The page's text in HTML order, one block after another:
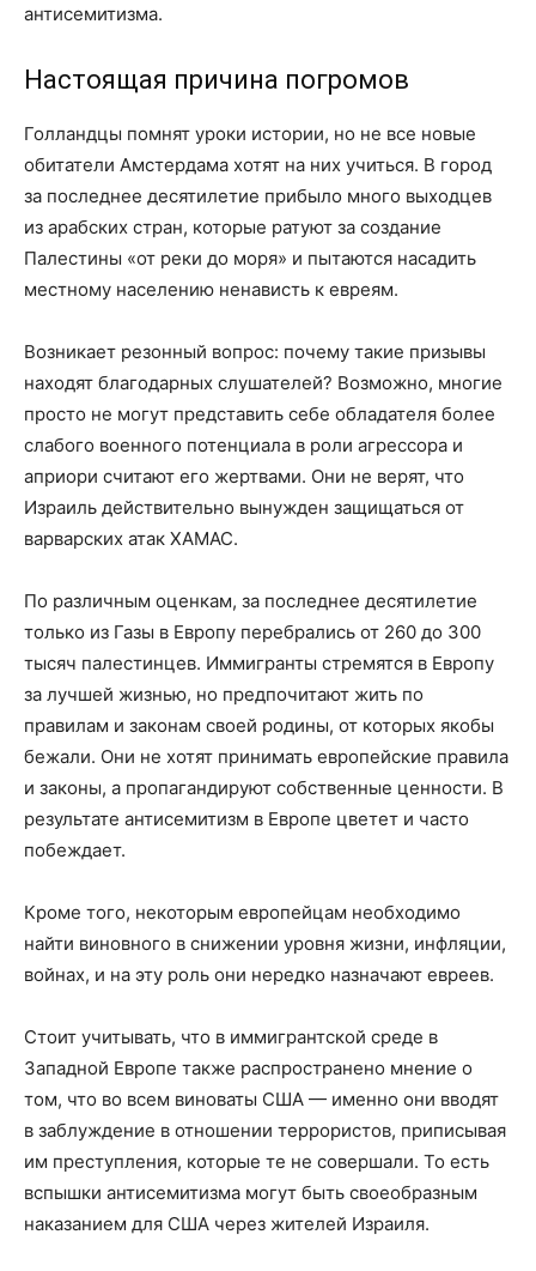
антисемитизма.
Настоящая причина погромов
Голландцы помнят уроки истории, но не все новые
обитатели Амстердама хотят на них учиться. В город
за последнее десятилетие прибыло много выходцев
из арабских стран, которые ратуют за создание
Палестины «от реки до моря» и пытаются насадить
местному населению ненависть к евреям.
Возникает резонный вопрос: почему такие призывы
находят благодарных слушателей? Возможно, многие
просто не могут представить себе обладателя более
слабого военного потенциала в роли агрессора и
априори считают его жертвами. Они не верят, что
Израиль действительно вынужден защищаться от
варварских атак ХАМАС.
По различным оценкам, за последнее десятилетие
только из Газы в Европу перебрались от 260 до 300
тысяч палестинцев. Иммигранты стремятся в Европу
за лучшей жизнью, но предпочитают жить по
правилам и законам своей родины, от которых якобы
бежали. Они не хотят принимать европейские правила
и законы, а пропагандируют собственные ценности. В
результате антисемитизм в Европе цветет и часто
побеждает.
Кроме того, некоторым европейцам необходимо
найти виновного в снижении уровня жизни, инфляции,
войнах, и на эту роль они нередко назначают евреев.
Стоит учитывать, что в иммигрантской среде в
Западной Европе также распространено мнение о
том, что во всем виноваты США — именно они вводят
в заблуждение в отношении террористов, приписывая
им преступления, которые те не совершали. То есть
вспышки антисемитизма могут быть своеобразным
наказанием для США через жителей Израиля.